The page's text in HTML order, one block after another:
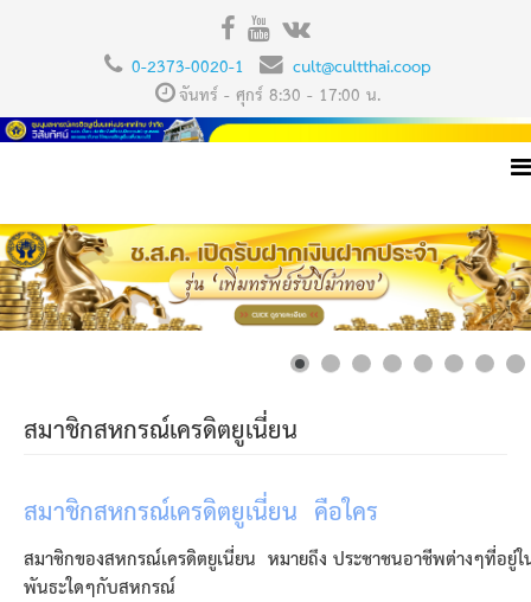
0-2373-0020-1
cult@cultthai.coop
จันทร์ - ศุกร์ 8:30 - 17:00 น.
สมาชิกสหกรณ์เครดิตยูเนี่ยน
สมาชิกสหกรณ์เครดิตยูเนี่ยน คือใคร
สมาชิกของสหกรณ์เครดิตยูเนี่ยน หมายถึง ประชาชนอาชีพต่างๆที่อยู่ใ
พันธะใดๆกับสหกรณ์